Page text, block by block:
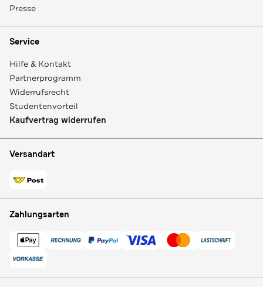
Presse
Service
Hilfe & Kontakt
Partnerprogramm
Widerrufsrecht
Studentenvorteil
Kaufvertrag widerrufen
Versandart
Zahlungsarten